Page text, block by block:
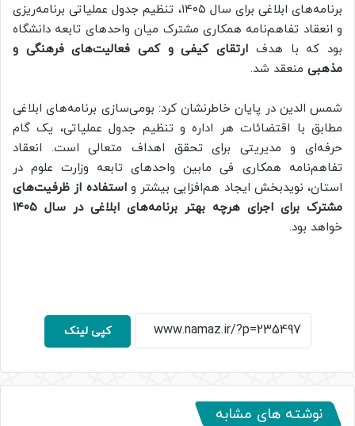
برنامه‌های ابلاغی برای سال ۱۴۰۵، تنظیم جدول عملیاتی برنامه‌ریزی
و انعقاد تفاهم‌نامه همکاری مشترک میان واحدهای تابعه دانشگاه
بود که با هدف ارتقای کیفی و کمی فعالیت‌های فرهنگی و
مذهبی منعقد شد.
شمس الدین در پایان خاطرنشان کرد: بومی‌سازی برنامه‌های ابلاغی
مطابق با اقتضائات هر اداره و تنظیم جدول عملیاتی، یک گام
حرفه‌ای و مدیریتی برای تحقق اهداف متعالی است. انعقاد
تفاهم‌نامه همکاری فی مابین واحدهای تابعه وزارت علوم در
استان، نویدبخش ایجاد هم‌افزایی بیشتر واستفاده از ظرفیت‌های
مشترک برای اجرای هرچه بهتر برنامه‌های ابلاغی در سال ۱۴۰۵
خواهد بود.
کپی لینک
نوشته های مشابه